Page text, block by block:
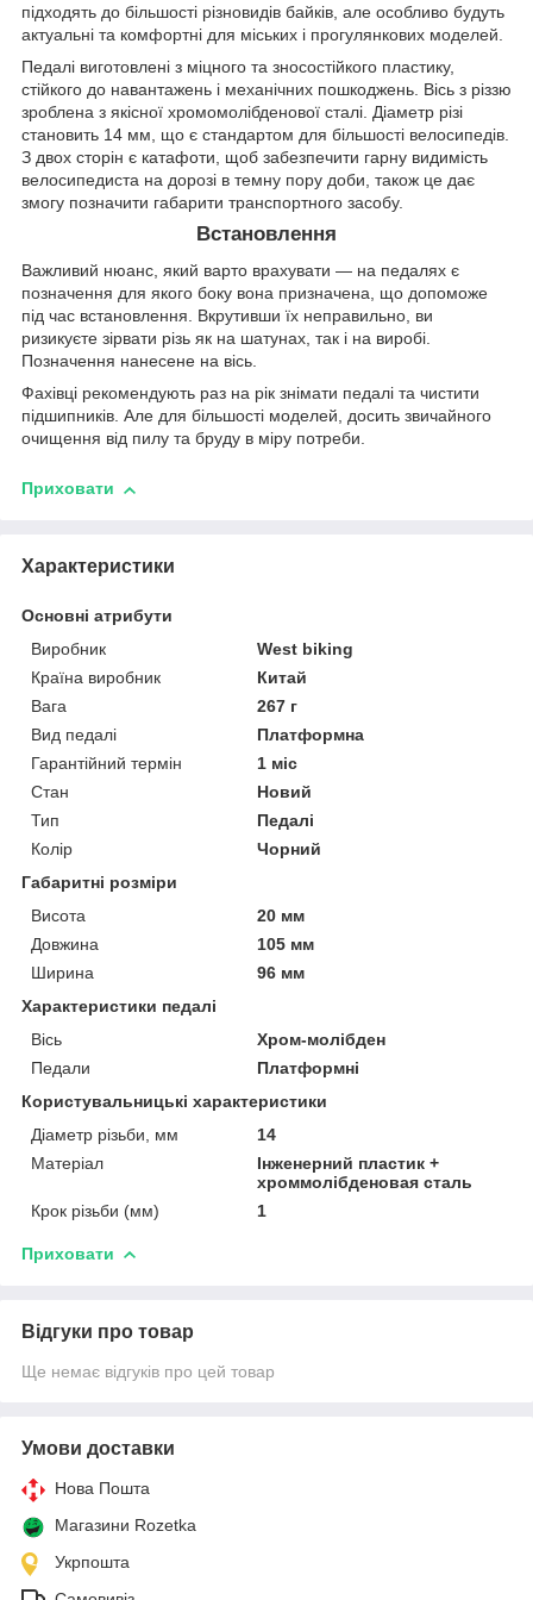
підходять до більшості різновидів байків, але особливо будуть
актуальні та комфортні для міських і прогулянкових моделей.
Педалі виготовлені з міцного та зносостійкого пластику,
стійкого до навантажень і механічних пошкоджень. Вісь з різзю
зроблена з якісної хромомолібденової сталі. Діаметр різі
становить 14 мм, що є стандартом для більшості велосипедів.
З двох сторін є катафоти, щоб забезпечити гарну видимість
велосипедиста на дорозі в темну пору доби, також це дає
змогу позначити габарити транспортного засобу.
Встановлення
Важливий нюанс, який варто врахувати — на педалях є
позначення для якого боку вона призначена, що допоможе
під час встановлення. Вкрутивши їх неправильно, ви
ризикуєте зірвати різь як на шатунах, так і на виробі.
Позначення нанесене на вісь.
Фахівці рекомендують раз на рік знімати педалі та чистити
підшипників. Але для більшості моделей, досить звичайного
очищення від пилу та бруду в міру потреби.
Приховати
Характеристики
Основні атрибути
Виробник
West biking
Країна виробник
Китай
Вага
267 г
Вид педалі
Платформна
Гарантійний термін
1 міс
Стан
Новий
Тип
Педалі
Колір
Чорний
Габаритні розміри
Висота
20 мм
Довжина
105 мм
Ширина
96 мм
Характеристики педалі
Вісь
Хром-молібден
Педали
Платформні
Користувальницькі характеристики
Діаметр різьби, мм
14
Матеріал
Інженерний пластик +
хроммолібденовая сталь
Крок різьби (мм)
1
Приховати
Відгуки про товар
Ще немає відгуків про цей товар
Умови доставки
Нова Пошта
Магазини Rozetka
Укрпошта